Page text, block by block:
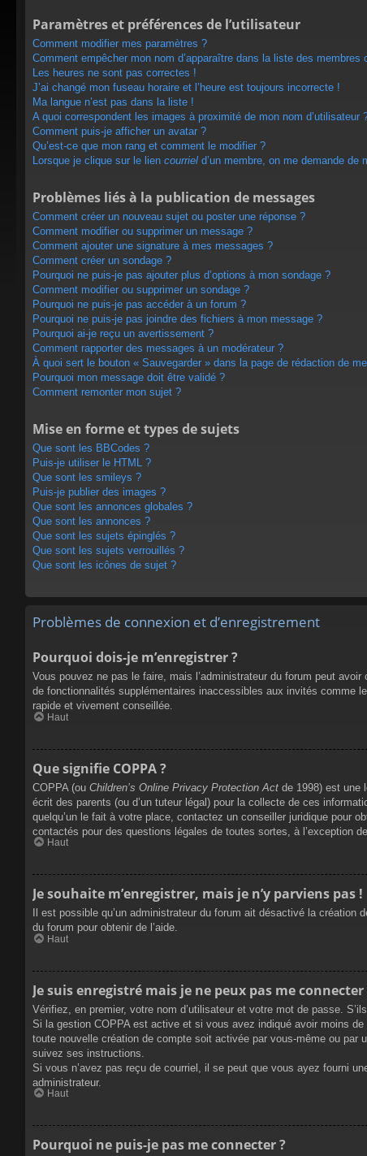
Paramètres et préférences de l’utilisateur
Comment modifier mes paramètres ?
Comment empêcher mon nom d’apparaître dans la liste des membres
Les heures ne sont pas correctes !
J’ai changé mon fuseau horaire et l’heure est toujours incorrecte !
Ma langue n’est pas dans la liste !
A quoi correspondent les images à proximité de mon nom d’utilisateur
Comment puis-je afficher un avatar ?
Qu’est-ce que mon rang et comment le modifier ?
Lorsque je clique sur le lien courriel d’un membre, on me demande de
Problèmes liés à la publication de messages
Comment créer un nouveau sujet ou poster une réponse ?
Comment modifier ou supprimer un message ?
Comment ajouter une signature à mes messages ?
Comment créer un sondage ?
Pourquoi ne puis-je pas ajouter plus d’options à mon sondage ?
Comment modifier ou supprimer un sondage ?
Pourquoi ne puis-je pas accéder à un forum ?
Pourquoi ne puis-je pas joindre des fichiers à mon message ?
Pourquoi ai-je reçu un avertissement ?
Comment rapporter des messages à un modérateur ?
À quoi sert le bouton « Sauvegarder » dans la page de rédaction de
Pourquoi mon message doit être validé ?
Comment remonter mon sujet ?
Mise en forme et types de sujets
Que sont les BBCodes ?
Puis-je utiliser le HTML ?
Que sont les smileys ?
Puis-je publier des images ?
Que sont les annonces globales ?
Que sont les annonces ?
Que sont les sujets épinglés ?
Que sont les sujets verrouillés ?
Que sont les icônes de sujet ?
Problèmes de connexion et d’enregistrement
Pourquoi dois-je m’enregistrer ?
Vous pouvez ne pas le faire, mais l’administrateur du forum peut
de fonctionnalités supplémentaires inaccessibles aux invités comme
rapide et vivement conseillée.
Haut
Que signifie COPPA ?
COPPA (ou Children’s Online Privacy Protection Act de 1998) est une
écrit des parents (ou d’un tuteur légal) pour la collecte de ces
quelqu’un le fait à votre place, contactez un conseiller juridique pour
contactés pour des questions légales de toutes sortes, à l’exception
Haut
Je souhaite m’enregistrer, mais je n’y parviens pas !
Il est possible qu’un administrateur du forum ait désactivé la
du forum pour obtenir de l’aide.
Haut
Je suis enregistré mais je ne peux pas me connecter
Vérifiez, en premier, votre nom d’utilisateur et votre mot de passe.
Si la gestion COPPA est active et si vous avez indiqué avoir moins
toute nouvelle création de compte soit activée par vous-même ou par
suivez ses instructions.
Si vous n’avez pas reçu de courriel, il se peut que vous ayez fourni
administrateur.
Haut
Pourquoi ne puis-je pas me connecter ?